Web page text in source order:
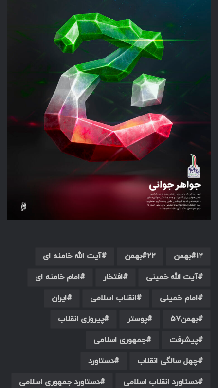
۱۲بهمن ۲۲بهمن
آیت الله خامنه ای
آیت الله خمینی
افتخار
امام خامنه ای
امام خمینی
انقلاب اسلامی
ایران
بهمن۵۷
پوستر
پیروزی انقلاب
پیشرفت
جمهوری اسلامی
چهل سالگی انقلاب
دستاورد
دستاورد انقلاب اسلامی
دستاورد جمهوری اسلامی